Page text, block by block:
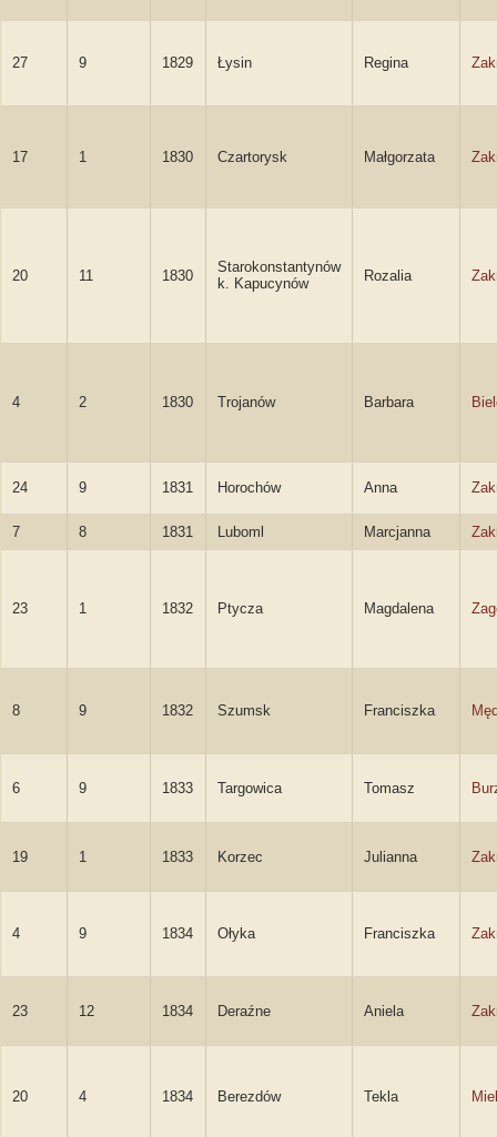
27 9 1829 Łysin Regina
17 1 1830 Czartorysk Małgorzata
20 11 1830
Starokonstantynów
k. Kapucynów
Rozalia
4 2 1830 Trojanów Barbara
24 9 1831 Horochów Anna
7 8 1831 Luboml Marcjanna
23 1 1832 Ptycza Magdalena
8 9 1832 Szumsk Franciszka
6 9 1833 Targowica Tomasz
19 1 1833 Korzec Julianna
4 9 1834 Ołyka Franciszka
23 12 1834 Deraźne Aniela
20 4 1834 Berezdów Tekla